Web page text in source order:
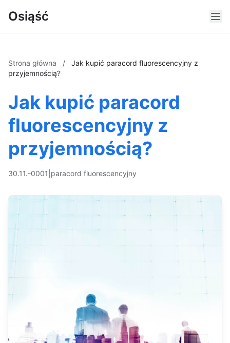
Osiąść
Strona główna /
Jak kupić paracord fluorescencyjny z
przyjemnością?
Jak kupić paracord
fluorescencyjny z
przyjemnością?
30.11.-0001 paracord fluorescencyjny